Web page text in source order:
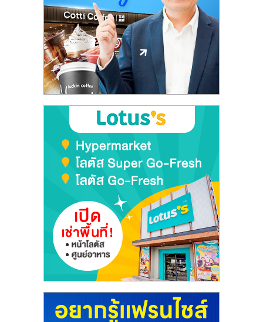
ปรึกษา
การ
ลงทุน
และ
ขยาย
ไชส์,